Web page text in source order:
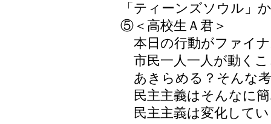
「ティーンズソウル」
⑤＜高校生Ａ君＞
本日の行動がファイ
市民一人一人が動く
あきらめる？そんな
民主主義はそんなに
民主主義は変化して